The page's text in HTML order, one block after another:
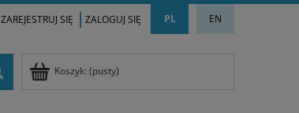
PL EN
ZAREJESTRUJ SIĘ ZALOGUJ SIĘ
Koszyk: (pusty)